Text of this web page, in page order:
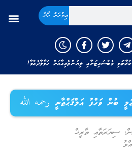
އިތުރަށް ހޯދާ
މި ވެބްސައިޓަށާއި ލިޔުންތެރިއާއަށް ހަވާލާދެއްވާ!
ވަހްފު އަލްޤަޙްޠާނީ رحمه الله
, ސިޔަރަތާއި ތާރީޚް